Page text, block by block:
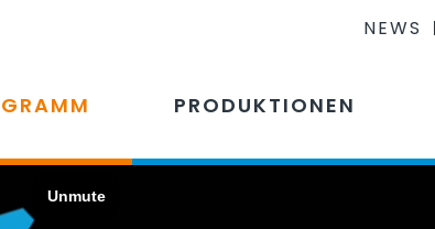
NEWS
PRODUKTIONEN